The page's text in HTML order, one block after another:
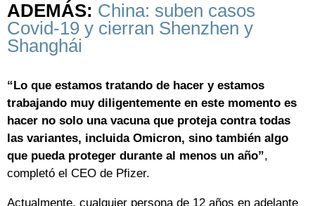
ADEMÁS: China: suben casos
Covid-19 y cierran Shenzhen y
Shanghái
“Lo que estamos tratando de hacer y estamos
trabajando muy diligentemente en este momento es
hacer no solo una vacuna que proteja contra todas
las variantes, incluida Omicron, sino también algo
que pueda proteger durante al menos un año”,
completó el CEO de Pfizer.
Actualmente, cualquier persona de 12 años en adelante